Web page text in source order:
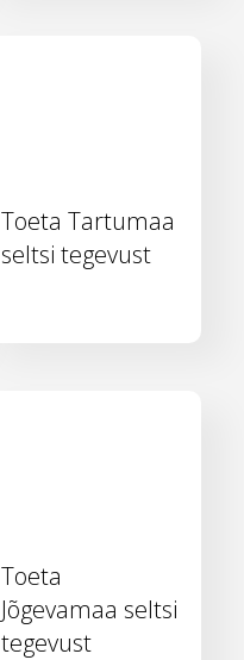
Toeta Tartumaa
seltsi tegevust
Toeta
Jõgevamaa seltsi
tegevust